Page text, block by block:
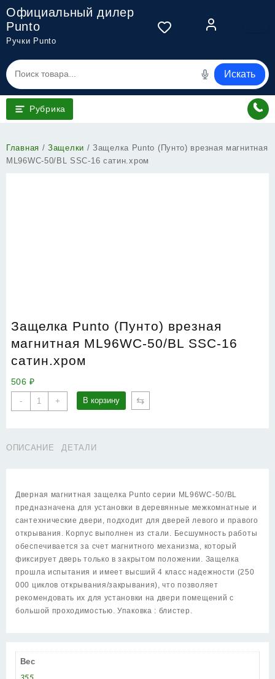
Перейти
содержимому
Официальный дилер
Punto
Ручки Punto
Искать
Рубрика
Главная /Защелки / Защелка Punto (Пунто) врезная магнитная
ML96WC-50/BL SSC-16 сатин.хром
Защелка Punto (Пунто) врезная
магнитная ML96WC-50/BL SSC-16
сатин.хром
506₽
-
Количество
товара
(Пунто)
50/BL
SSC-
+ В корзину ⇆
ОПИСАНИЕ ДЕТАЛИ
Дверная магнитная защелка Punto серии ML96WC-50/BL
предназначена для установки в деревянные межкомнатные и
сантехнические двери, подходит для дверей левого и правого
открывания. Корпус выполнен из стали. Бесшумность работы
обеспечивается за счет магнитного механизма, который
фиксирует дверь только в закрытом положении. Защелка
прошла испытания и имеет высший 4 класс надежности (250
000 циклов открывания/закрывания), что позволяет
рекомендовать их для установки на двери помещений с
большой проходимостью. Упаковка : блистер.
Вес